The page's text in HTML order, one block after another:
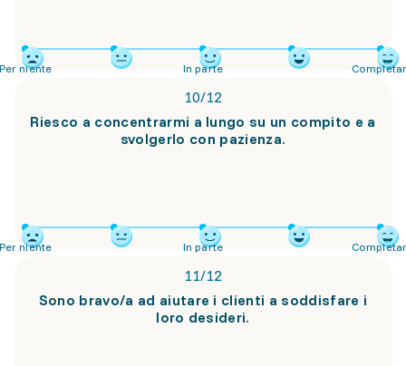
niente In parte
10/12
Riesco a concentrarmi a lungo su un compito e a
svolgerlo con pazienza.
niente In parte
11/12
Sono bravo/a ad aiutare i clienti a soddisfare i
loro desideri.